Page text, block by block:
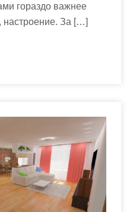
гораздо важнее
настроение. За […]